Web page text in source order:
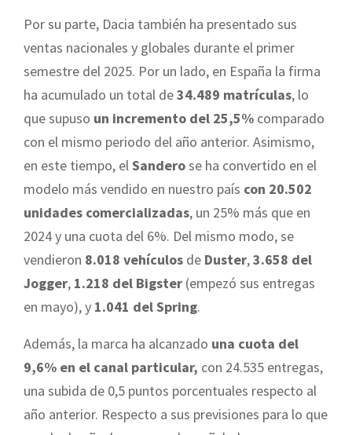
Por su parte, Dacia también ha presentado sus
ventas nacionales y globales durante el primer
semestre del 2025. Por un lado, en España la firma
ha acumulado un total de34.489 matrículas, lo
que supuso un incremento del 25,5% comparado
con el mismo periodo del año anterior. Asimismo,
en este tiempo, elSanderose ha convertido en el
modelo más vendido en nuestro país con 20.502
unidades comercializadas, un 25% más que en
2024 y una cuota del 6%. Del mismo modo, se
vendieron 8.018 vehículos de Duster,3.658 del
Jogger, 1.218 del Bigster (empezó sus entregas
en mayo), y 1.041 del Spring.
Además, la marca ha alcanzado una cuota del
9,6% en el canal particular, con 24.535 entregas,
una subida de 0,5 puntos porcentuales respecto al
año anterior. Respecto a sus previsiones para lo que